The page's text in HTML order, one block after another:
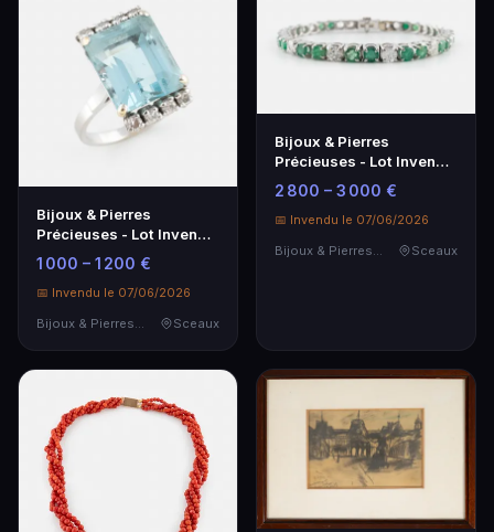
Bijoux & Pierres
Précieuses - Lot Invendu
de la SVV SIBONI
1 000 – 1 200 €
📅 Invendu le 07/06/2026
Bijoux & Pierres Précieuses
Sceaux
Bijoux & Pierres
Précieuses - Lot Invendu
de SVV SIBONI
2 800 – 3 000 €
📅 Invendu le 07/06/2026
Sceaux